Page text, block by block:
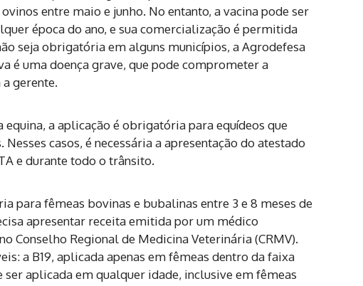
entre maio e junho. No entanto, a vacina pode ser
época do ano, e sua comercialização é permitida
seja obrigatória em alguns municípios, a Agrodefesa
é uma doença grave, que pode comprometer a
gerente.
equina, a aplicação é obrigatória para equídeos que
casos, é necessária a apresentação do atestado
e durante todo o trânsito.
para fêmeas bovinas e bubalinas entre 3 e 8 meses de
apresentar receita emitida por um médico
Conselho Regional de Medicina Veterinária (CRMV).
a B19, aplicada apenas em fêmeas dentro da faixa
ser aplicada em qualquer idade, inclusive em fêmeas